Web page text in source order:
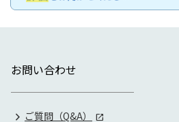
お問い合わせ
ご質問（Q&A）